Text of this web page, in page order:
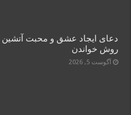
دعای ایجاد عشق و محبت
روش خواندن
آگوست 5, 2026